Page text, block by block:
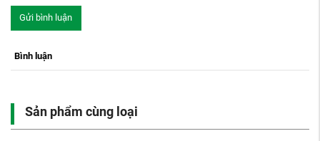
Gửi bình luận
Bình luận
Sản phẩm cùng loại